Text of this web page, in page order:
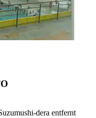
dera entfernt